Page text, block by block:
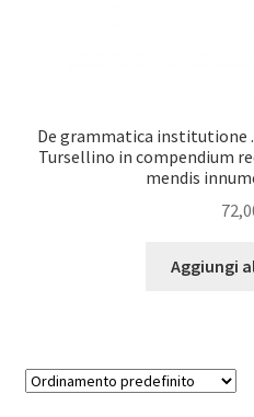
De grammatica institutione
Tursellino in compendium
mendis
Aggiungi